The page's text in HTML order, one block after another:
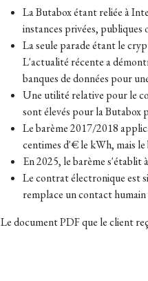
La Butabox étant reliée à
instances privées,
La seule parade étant le
L'actualité récente a
banques de données pour
Une utilité relative pour le
sont élevés pour la Butabox
Le barème 2017/2018
centimes d'€ le kWh, mais
En 2025, le barème s'établit
Le contrat électronique est
remplace un contact
Le document PDF que le client